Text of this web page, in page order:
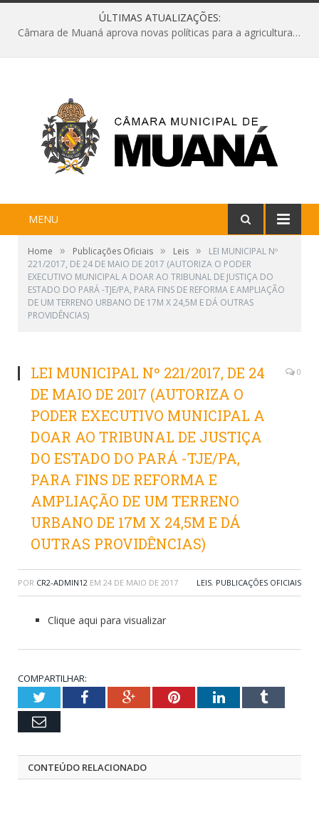
ÚLTIMAS ATUALIZAÇÕES:
Câmara de Muaná aprova novas políticas para a agricultura e solicita reforma da Ponte do Reduto
MENU
Home » Publicações Oficiais » Leis »
LEI MUNICIPAL Nº
221/2017, DE 24 DE MAIO DE 2017 (AUTORIZA O PODER
EXECUTIVO MUNICIPAL A DOAR AO TRIBUNAL DE JUSTIÇA DO
ESTADO DO PARÁ -TJE/PA, PARA FINS DE REFORMA E AMPLIAÇÃO
DE UM TERRENO URBANO DE 17M X 24,5M E DÁ OUTRAS
PROVIDÊNCIAS)
LEI MUNICIPAL Nº 221/2017, DE 24
DE MAIO DE 2017 (AUTORIZA O
PODER EXECUTIVO MUNICIPAL A
DOAR AO TRIBUNAL DE JUSTIÇA
DO ESTADO DO PARÁ -TJE/PA,
PARA FINS DE REFORMA E
AMPLIAÇÃO DE UM TERRENO
URBANO DE 17M X 24,5M E DÁ
OUTRAS PROVIDÊNCIAS)
0
POR CR2-ADMIN12 EM 24 DE MAIO DE 2017 LEIS, PUBLICAÇÕES OFICIAIS
Clique aqui para visualizar
COMPARTILHAR:
TwitterFacebookGoogle+PinterestLinkedInTumblr
Email
CONTEÚDO RELACIONADO